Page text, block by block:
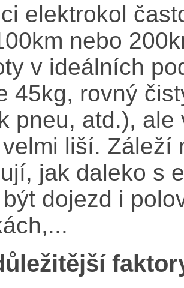
elektrokol
nebo
v ideálních
45kg, rovný
pneu, atd.),
liší. Záleží
jak daleko s
dojezd i